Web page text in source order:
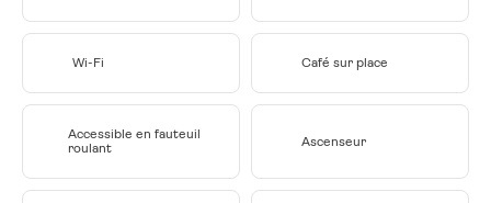
Wi-Fi Café sur place
Accessible en fauteuil
roulant
Ascenseur